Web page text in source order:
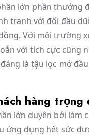
lớn phần thưởng
tranh với đối đầu
Với môi trường
với tích cực cũng
là tậu lọc mở
hàng trọng
lớn duyên bởi làm
ứng dụng hết sức